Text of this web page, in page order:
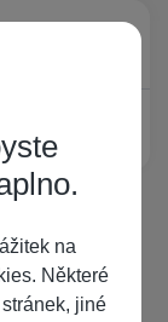
na
Některé
jiné